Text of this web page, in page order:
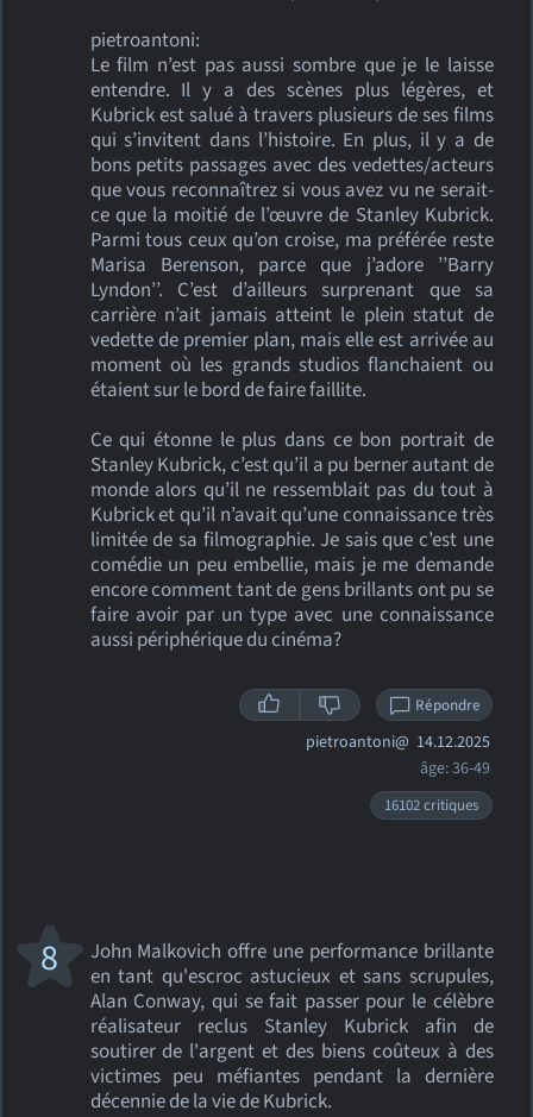
pietroantoni:
Le film n’est pas aussi sombre que je le laisse
entendre. Il y a des scènes plus légères, et
Kubrick est salué à travers plusieurs de ses films
qui s’invitent dans l’histoire. En plus, il y a de
bons petits passages avec des vedettes/acteurs
que vous reconnaîtrez si vous avez vu ne serait-
ce que la moitié de l’œuvre de Stanley Kubrick.
Parmi tous ceux qu’on croise, ma préférée reste
Marisa Berenson, parce que j’adore ’’Barry
Lyndon’’. C’est d’ailleurs surprenant que sa
carrière n’ait jamais atteint le plein statut de
vedette de premier plan, mais elle est arrivée au
moment où les grands studios flanchaient ou
étaient sur le bord de faire faillite.
Ce qui étonne le plus dans ce bon portrait de
Stanley Kubrick, c’est qu’il a pu berner autant de
monde alors qu’il ne ressemblait pas du tout à
Kubrick et qu’il n’avait qu’une connaissance très
limitée de sa filmographie. Je sais que c’est une
comédie un peu embellie, mais je me demande
encore comment tant de gens brillants ont pu se
faire avoir par un type avec une connaissance
aussi périphérique du cinéma?
Répondre
pietroantoni@ 14.12.2025
âge: 36-49
16102 critiques
John Malkovich offre une performance brillante
en tant qu'escroc astucieux et sans scrupules,
Alan Conway, qui se fait passer pour le célèbre
réalisateur reclus Stanley Kubrick afin de
soutirer de l'argent et des biens coûteux à des
victimes peu méfiantes pendant la dernière
décennie de la vie de Kubrick.
8